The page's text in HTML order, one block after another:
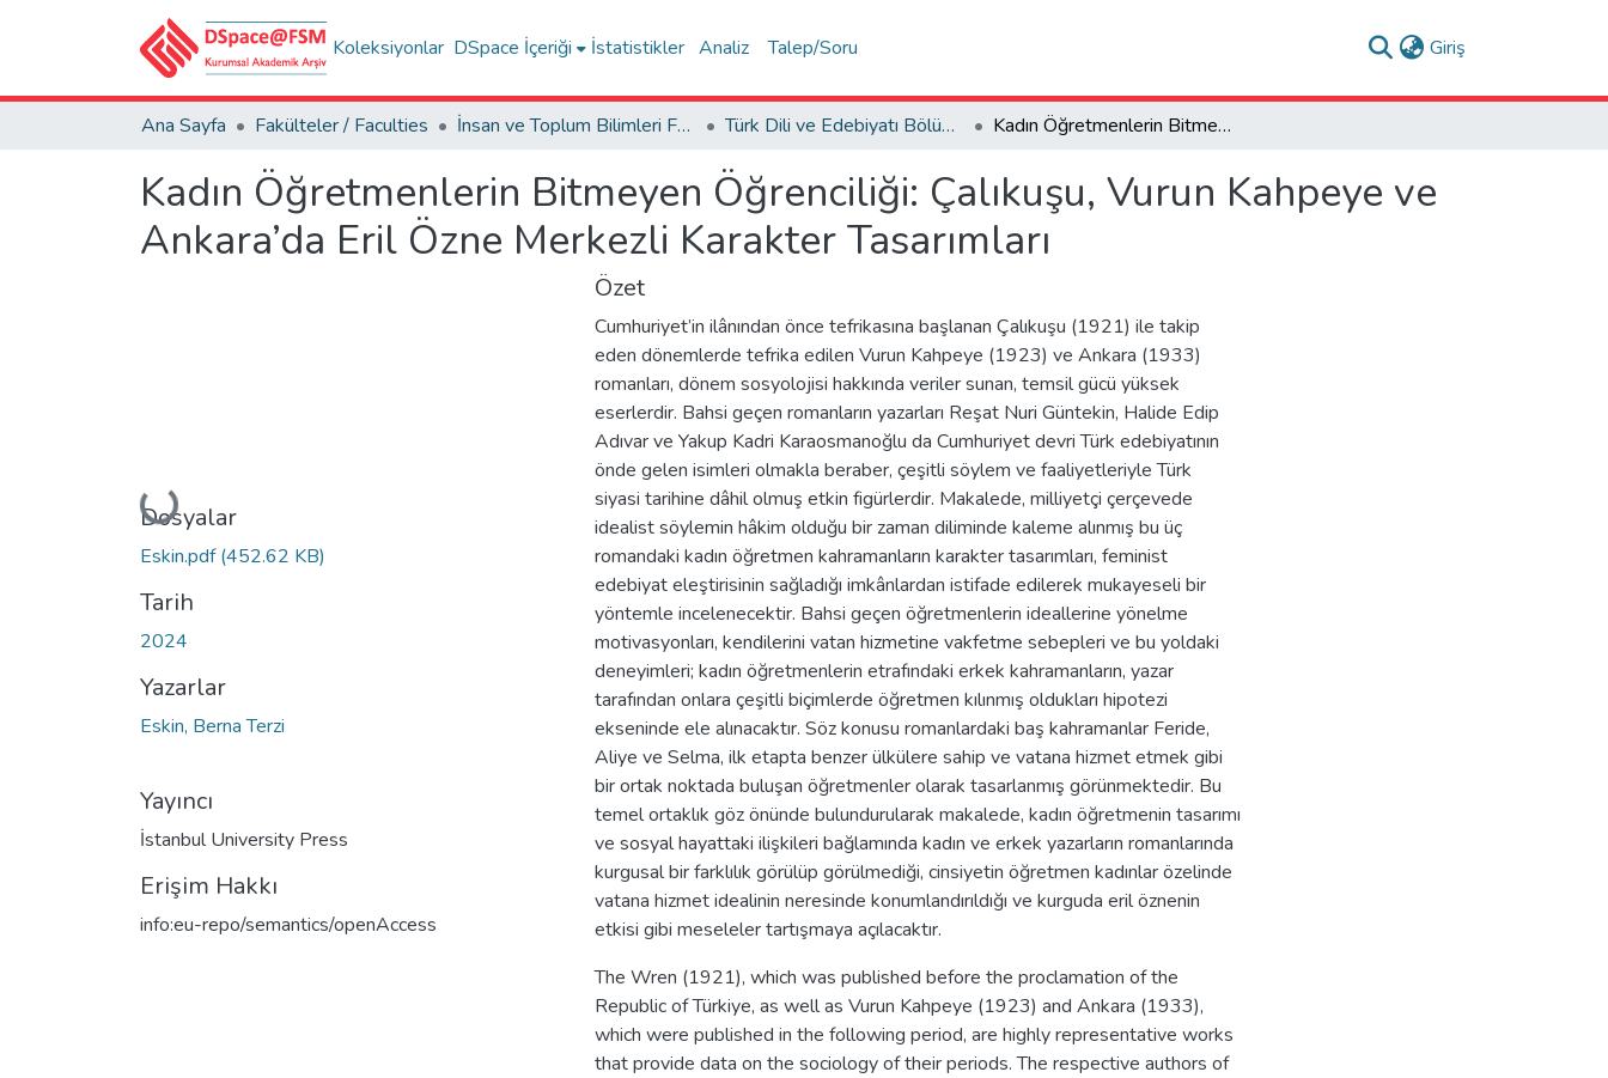
Koleksiyonlar DSpace İçeriği İstatistikler Analiz Talep/Soru Giriş
Ana Sayfa Fakülteler / Faculties İnsan ve Toplum Bilimleri Fakültesi / Faculty of Humanities and Social Sciences Türk Dili ve Edebiyatı Bölümü Kadın Öğretmenlerin Bitmeyen Öğrenciliği: Çalıkuşu, Vurun Kahpeye ve Ankara’da Eril Özne Merkezli Karakter Tasarımları
Kadın Öğretmenlerin Bitmeyen Öğrenciliği: Çalıkuşu, Vurun Kahpeye ve
Ankara’da Eril Özne Merkezli Karakter Tasarımları
Yükleniyor...
Dosyalar
Eskin.pdf(452.62 KB)
Tarih
2024
Yazarlar
Eskin, Berna Terzi
Yayıncı
İstanbul University Press
Erişim Hakkı
info:eu-repo/semantics/openAccess
Özet
Cumhuriyet’in ilânından önce tefrikasına başlanan Çalıkuşu (1921) ile takip
eden dönemlerde tefrika edilen Vurun Kahpeye (1923) ve Ankara (1933)
romanları, dönem sosyolojisi hakkında veriler sunan, temsil gücü yüksek
eserlerdir. Bahsi geçen romanların yazarları Reşat Nuri Güntekin, Halide Edip
Adıvar ve Yakup Kadri Karaosmanoğlu da Cumhuriyet devri Türk edebiyatının
önde gelen isimleri olmakla beraber, çeşitli söylem ve faaliyetleriyle Türk
siyasi tarihine dâhil olmuş etkin figürlerdir. Makalede, milliyetçi çerçevede
idealist söylemin hâkim olduğu bir zaman diliminde kaleme alınmış bu üç
romandaki kadın öğretmen kahramanların karakter tasarımları, feminist
edebiyat eleştirisinin sağladığı imkânlardan istifade edilerek mukayeseli bir
yöntemle incelenecektir. Bahsi geçen öğretmenlerin ideallerine yönelme
motivasyonları, kendilerini vatan hizmetine vakfetme sebepleri ve bu yoldaki
deneyimleri; kadın öğretmenlerin etrafındaki erkek kahramanların, yazar
tarafından onlara çeşitli biçimlerde öğretmen kılınmış oldukları hipotezi
ekseninde ele alınacaktır. Söz konusu romanlardaki baş kahramanlar Feride,
Aliye ve Selma, ilk etapta benzer ülkülere sahip ve vatana hizmet etmek gibi
bir ortak noktada buluşan öğretmenler olarak tasarlanmış görünmektedir. Bu
temel ortaklık göz önünde bulundurularak makalede, kadın öğretmenin tasarımı
ve sosyal hayattaki ilişkileri bağlamında kadın ve erkek yazarların romanlarında
kurgusal bir farklılık görülüp görülmediği, cinsiyetin öğretmen kadınlar özelinde
vatana hizmet idealinin neresinde konumlandırıldığı ve kurguda eril öznenin
etkisi gibi meseleler tartışmaya açılacaktır.
The Wren (1921), which was published before the proclamation of the
Republic of Türkiye, as well as Vurun Kahpeye (1923) and Ankara (1933),
which were published in the following period, are highly representative works
that provide data on the sociology of their periods. The respective authors of